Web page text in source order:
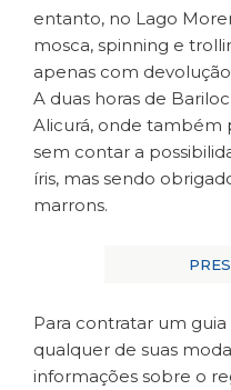
entanto, no Lago
mosca, spinning e
apenas com
A duas horas de
Alicurá, onde também
sem contar a
íris, mas sendo
marrons.
Para contratar um
qualquer de suas
informações sobre o